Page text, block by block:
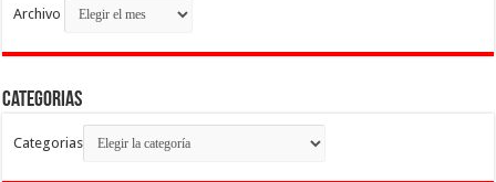
Archivo
Categorias
Categorias